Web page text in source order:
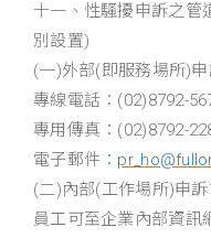
十一、性騷擾申訴之管
別設置)
(一)外部(即服務場所)申
專線電話：(02)8792-
專用傳真：(02)8792-
電子郵件：
(二)內部(工作場所)申訴
員工可至企業內部資訊